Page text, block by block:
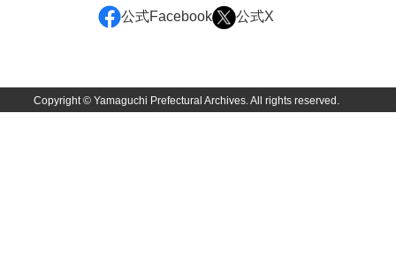
公式Facebook 公式X
Copyright © Yamaguchi Prefectural Archives. All rights reserved.